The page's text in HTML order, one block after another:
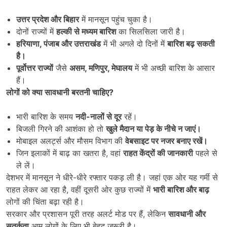
उत्तर प्रदेश और बिहारमें मानसून पहुंच चुका है।
दोनों राज्यों मेंहल्की से मध्यम बारिशका सिलसिला जारी है।
हरियाणा,पंजाब और उत्तराखंडमें भी अगले दो दिनों मेंबारिश बढ़ सकती
है।
पूर्वोत्तर राज्योंजैसे असम,मणिपुर,मेघालयमें भी अच्छी बारिश के आसार
हैं।
लोगों को क्या सावधानी बरतनी चाहिए?
भारी बारिश के समयनदी-नालों से दूररहें।
बिजली गिरने की आशंका हो तोखुले मैदान या पेड़ के नीचे न जाएं।
मोबाइल अलर्ट्स और मौसम विभाग कीवेबसाइट पर नजर बनाए रखें।
जिन इलाकों में बाढ़ का खतरा है, वहांराहत केंद्रों की जानकारीपहले से
ले लें।
देशभर में मानसून ने धीरे-धीरे रफ्तार पकड़ ली है। जहां एक ओर यह गर्मी से
राहत लेकर आ रहा है, वहीं दूसरी ओर कुछ राज्यों में भारी बारिश और बाढ़
लोगों की चिंता बढ़ा रही है।
सरकार और प्रशासन पूरी तरह अलर्ट मोड पर हैं, लेकिनसावधानी और